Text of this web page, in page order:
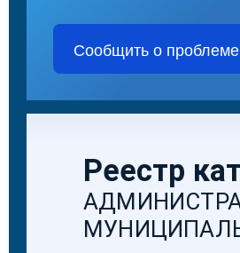
Сообщить о проблеме